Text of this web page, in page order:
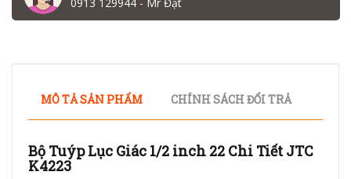
MÔ TẢ SẢN PHẨM CHÍNH SÁCH ĐỔI TRẢ
Bộ Tuýp Lục Giác 1/2 inch 22 Chi Tiết JTC
K4223